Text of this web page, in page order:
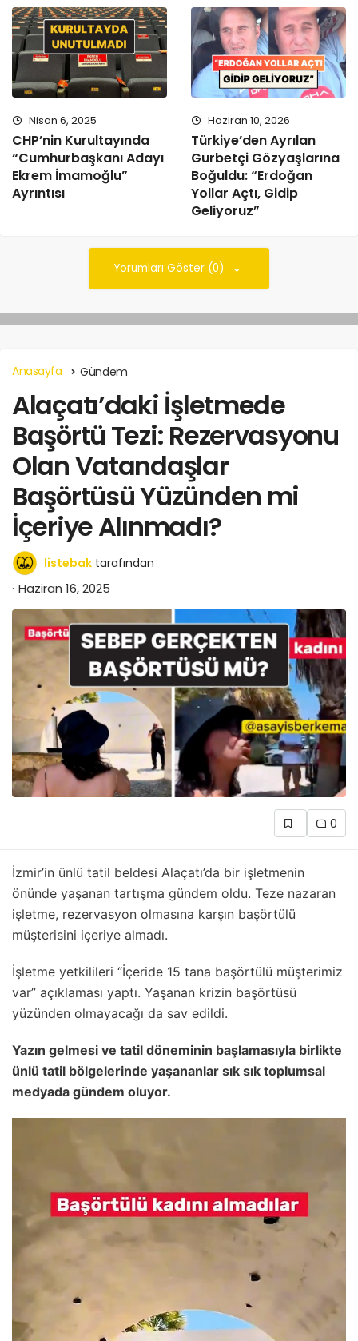
Nisan 6, 2025
CHP’nin Kurultayında
“Cumhurbaşkanı Adayı
Ekrem İmamoğlu”
Ayrıntısı
Haziran 10, 2026
Türkiye’den Ayrılan
Gurbetçi Gözyaşlarına
Boğuldu: “Erdoğan
Yollar Açtı, Gidip
Geliyoruz”
Yorumları Göster (0)
Anasayfa Gündem
Alaçatı’daki İşletmede
Başörtü Tezi: Rezervasyonu
Olan Vatandaşlar
Başörtüsü Yüzünden mi
İçeriye Alınmadı?
listebak tarafından
Haziran 16, 2025
0
İzmir’in ünlü tatil beldesi Alaçatı’da bir işletmenin
önünde yaşanan tartışma gündem oldu. Teze nazaran
işletme, rezervasyon olmasına karşın başörtülü
müşterisini içeriye almadı.
İşletme yetkilileri “İçeride 15 tana başörtülü müşterimiz
var” açıklaması yaptı. Yaşanan krizin başörtüsü
yüzünden olmayacağı da sav edildi.
Yazın gelmesi ve tatil döneminin başlamasıyla birlikte
ünlü tatil bölgelerinde yaşananlar sık sık toplumsal
medyada gündem oluyor.